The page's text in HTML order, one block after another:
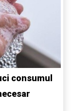
consumul